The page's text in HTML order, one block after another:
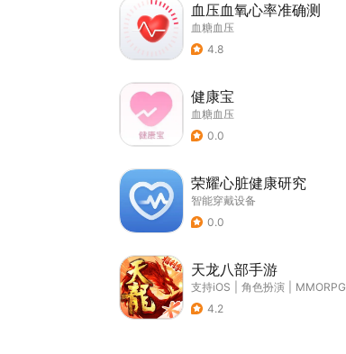
血压血氧心率准确测
血糖血压
4.8
健康宝
血糖血压
0.0
荣耀心脏健康研究
智能穿戴设备
0.0
天龙八部手游
支持iOS 角色扮演 MMORPG
4.2